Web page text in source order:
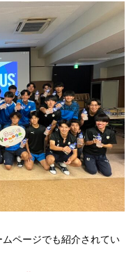
ページでも紹介されてい